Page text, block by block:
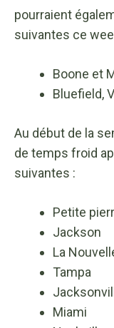
pourraient
suivantes ce
Boone et
Bluefield,
Au début de la
de temps froid
suivantes :
Petite
Jackson
La
Tampa
Miami